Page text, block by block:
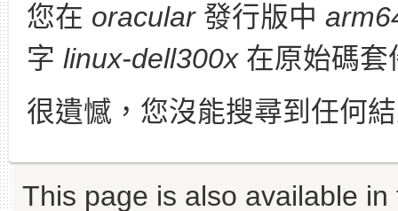
您在 oracular發行版中
字 linux-dell300x在原始碼套
很遺憾，您沒能搜尋到任何
This page is also available